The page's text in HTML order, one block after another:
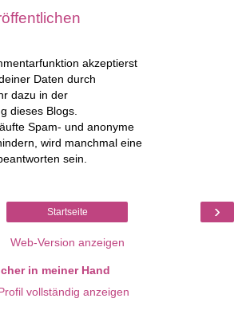
akzeptierst
Daten durch
dazu in der
dieses Blogs.
Spam- und anonyme
wird manchmal eine
sein.
›
Startseite
Web-Version anzeigen
in meiner Hand
vollständig anzeigen